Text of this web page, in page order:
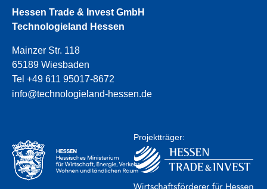
Hessen Trade & Invest GmbH
Technologieland Hessen
Mainzer Str. 118
65189 Wiesbaden
Tel +49 611 95017-8672
info@technologieland-hessen.de
Projektträger: